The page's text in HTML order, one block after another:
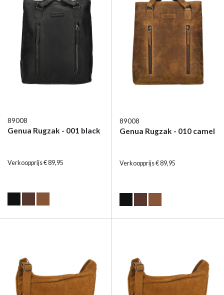
89008
Genua Rugzak - 001 black
Verkoopprijs € 89,95
89008
Genua Rugzak - 010 camel
Verkoopprijs € 89,95